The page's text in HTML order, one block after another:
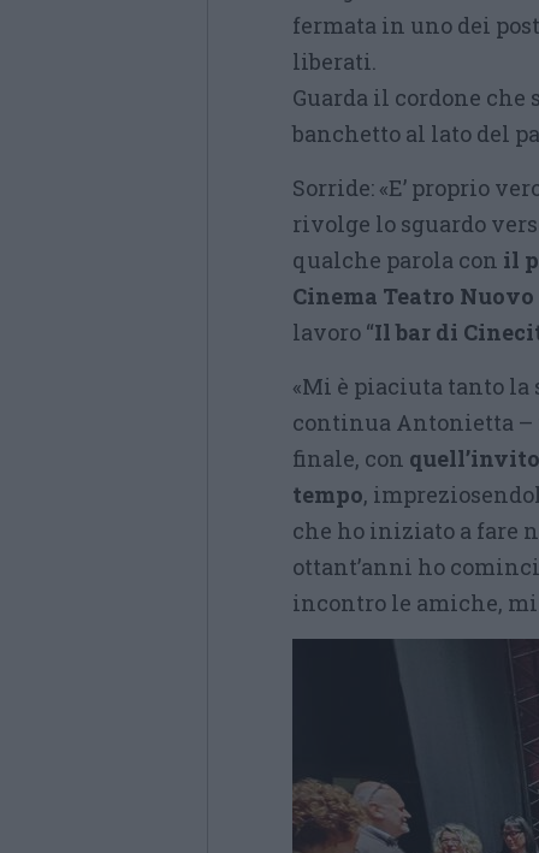
fermata in uno dei
liberati.
Guarda il cordone
banchetto al lato del
Sorride: «E’ proprio
rivolge lo sguardo
qualche parola con il
Cinema Teatro Nuovo
lavoro “Il bar di
«Mi è piaciuta tanto la
continua Antonietta –
finale, con
tempo,
che ho iniziato a fare
ottant’anni ho
incontro le amiche, mi